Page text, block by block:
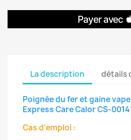
La description détails
Poignée du fer et gaine
Express Care Calor CS-
Cas d'emploi :